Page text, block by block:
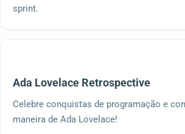
sprint.
Ada Lovelace Retrospective
Celebre conquistas de programação e
maneira de Ada Lovelace!